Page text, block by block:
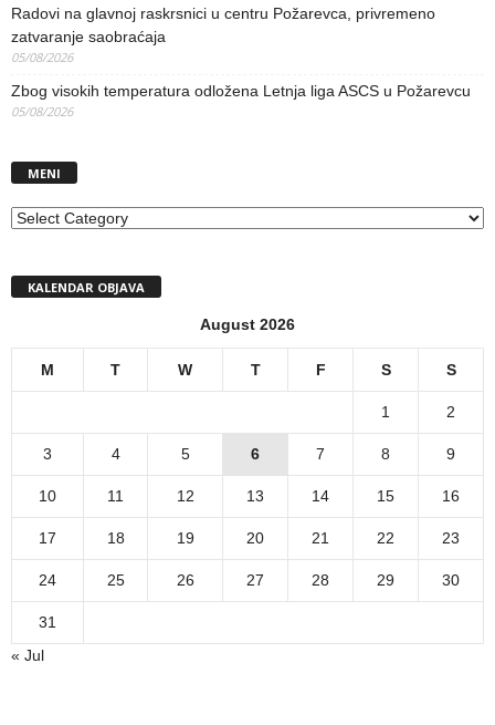
Radovi na glavnoj raskrsnici u centru Požarevca, privremeno
zatvaranje saobraćaja
05/08/2026
Zbog visokih temperatura odložena Letnja liga ASCS u Požarevcu
05/08/2026
MENI
MENI
KALENDAR OBJAVA
August 2026
M T W T F S S
1 2
3 4 5 6 7 8 9
10 11 12 13 14 15 16
17 18 19 20 21 22 23
24 25 26 27 28 29 30
31
« Jul